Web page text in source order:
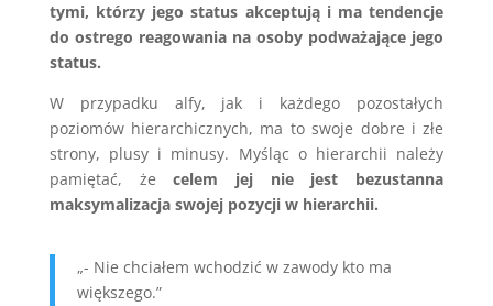
tymi, którzy jego status akceptują i ma tendencje
do ostrego reagowania na osoby podważające jego
status.
W przypadku alfy, jak i każdego pozostałych
poziomów hierarchicznych, ma to swoje dobre i złe
strony, plusy i minusy. Myśląc o hierarchii należy
pamiętać, żecelem jej nie jest bezustanna
maksymalizacja swojej pozycji w hierarchii.
„- Nie chciałem wchodzić w zawody kto ma
większego.”